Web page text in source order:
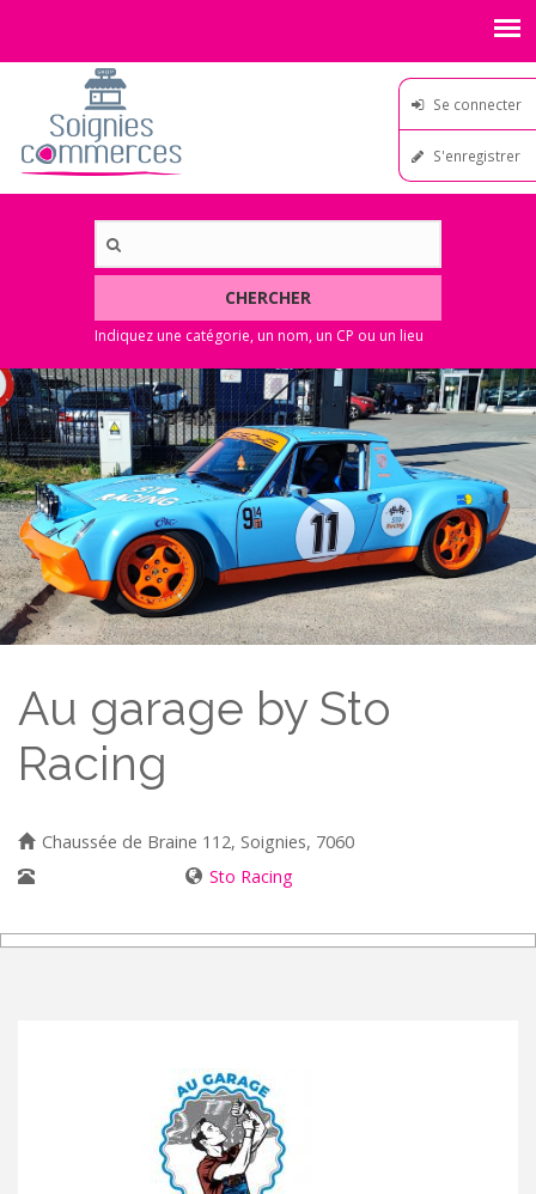
Se connecter
S'enregistrer
CHERCHER
Au garage by Sto
Racing
Chaussée de Braine 112, Soignies, 7060
Sto Racing